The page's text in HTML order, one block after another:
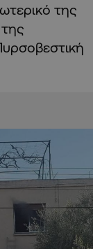
της